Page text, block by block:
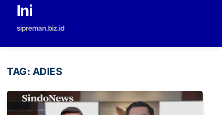
Ini
sipreman.biz.id
TAG: ADIES